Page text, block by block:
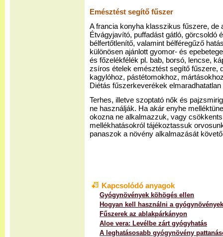
Emésztést segítő fűszer
A francia konyha klasszikus fűszere, de
Étvágyjavító, puffadást gátló, görcsoldó
bélfertőtlenítő, valamint bélféregűző
különösen ajánlott gyomor- és
és főzelékfélék pl. bab, borsó, lencse,
zsíros ételek emésztést segítő fűszere,
kagylóhoz, pástétomokhoz,
Diétás fűszerkeverékek
Terhes, illetve szoptató nők és
ne használják. Ha akár enyhe
okozna ne alkalmazzuk, vagy
mellékhatásokról tájékoztassuk
panaszok a növény alkalmazását
Kapcsolódó anyagok
Gyógynövények köhögés ellen
Hogyan kell használni a
Fűszerek az ablakpárkányon
Aloe vera: Levélbe zárt gyógyhatás
A leghatásosabb gyógynövény